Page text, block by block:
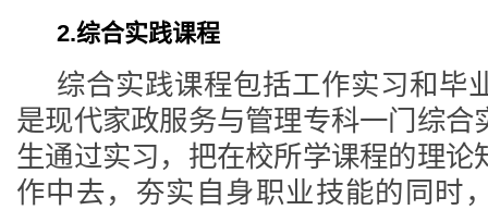
2.综合实践课程
综合实践课程包括工作实习和毕
是现代家政服务与管理专科一门综合
生通过实习，把在校所学课程的理论
作中去，夯实自身职业技能的同时